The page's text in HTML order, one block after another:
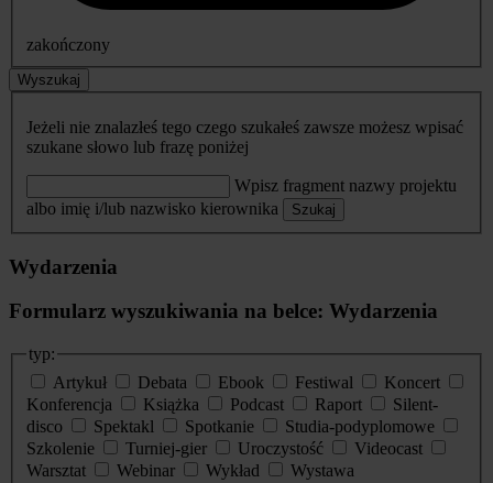
zakończony
Wyszukaj
Jeżeli nie znalazłeś tego czego szukałeś zawsze możesz wpisać
szukane słowo lub frazę poniżej
Wpisz fragment nazwy projektu
albo imię i/lub nazwisko kierownika
Szukaj
Wydarzenia
Formularz wyszukiwania na belce: Wydarzenia
typ:
Artykuł
Debata Ebook Festiwal
Koncert
Konferencja
Książka Podcast Raport
Silent-
disco
Spektakl Spotkanie
Studia-podyplomowe
Szkolenie
Turniej-gier Uroczystość
Videocast
Warsztat
Webinar Wykład
Wystawa